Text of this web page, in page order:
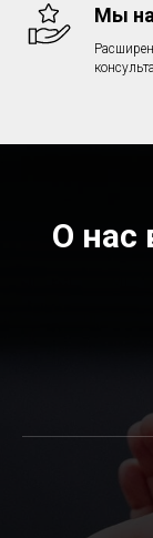
Мы на
О нас